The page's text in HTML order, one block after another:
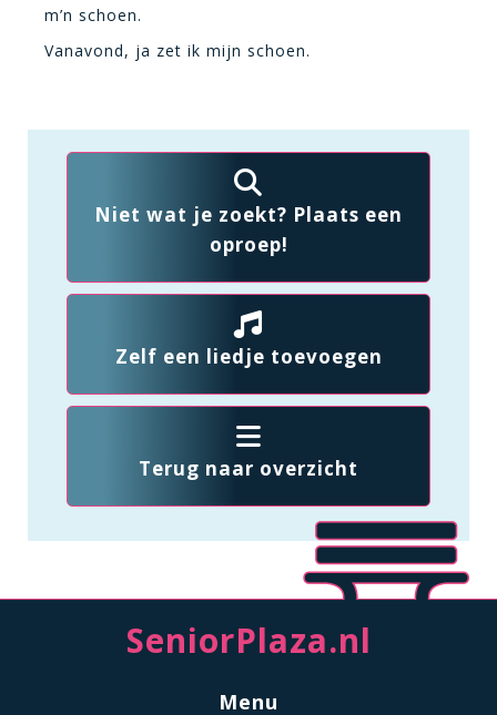
m’n schoen.
Vanavond, ja zet ik mijn schoen.
Niet wat je zoekt? Plaats een
oproep!
Zelf een liedje toevoegen
Terug naar overzicht
SeniorPlaza.nl
Menu